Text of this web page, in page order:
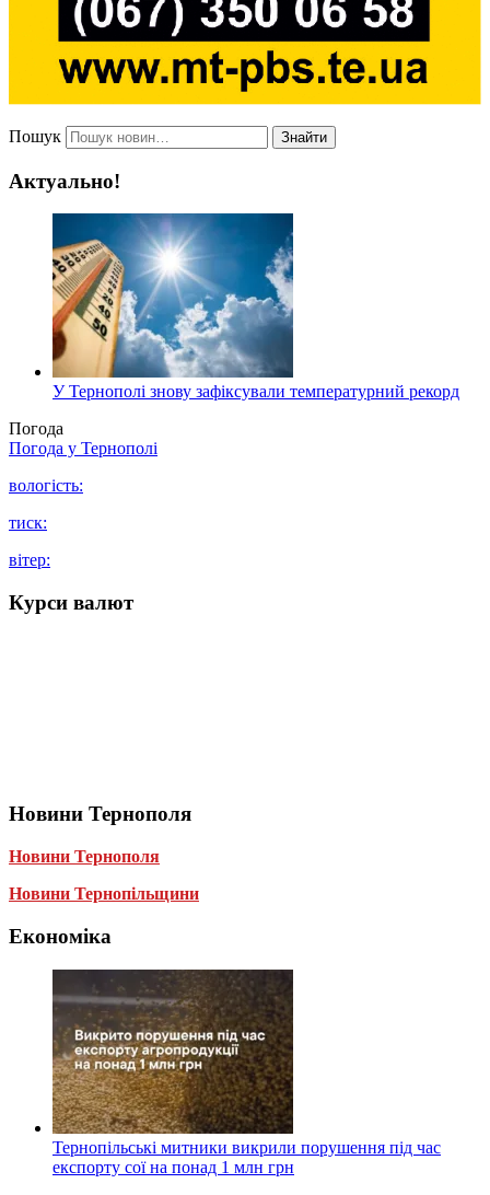
Пошук Знайти
Актуально!
У Тернополі знову зафіксували температурний рекорд
Погода
Погода у Тернополі
вологість:
тиск:
вітер:
Курси валют
Новини Тернополя
Новини Тернополя
Новини Тернопільщини
Економіка
Тернопільські митники викрили порушення під час
експорту сої на понад 1 млн грн